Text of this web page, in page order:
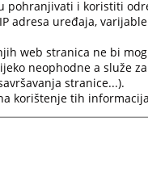
позиција
pohranjivati i koristiti
adresa uređaja,
web stranica ne bi
neophodne a služe
stranice...).
korištenje tih